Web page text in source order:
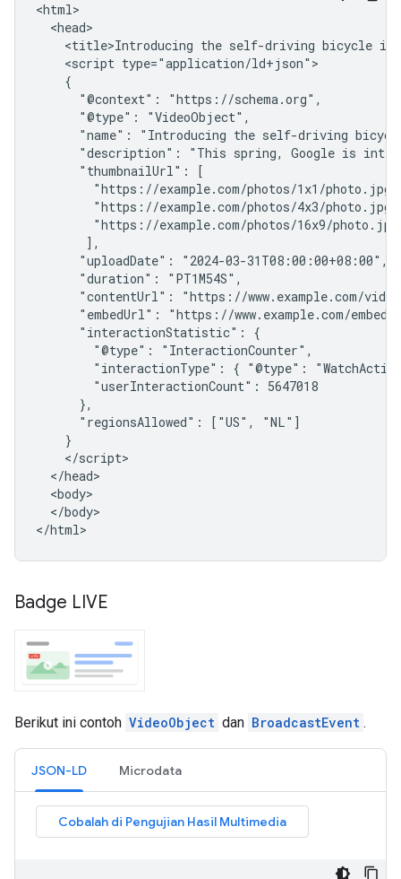
<html>
  <head>
<title>Introducing the self-driving bicycle in
    <script type="application/ld+json">
    {
      "@context": "https://schema.org",
      "@type": "VideoObject",
"name": "Introducing the self-driving
"description": "This spring, Google is
      "thumbnailUrl": [
"https://example.com/photos/1x1/
"https://example.com/photos/4x3/
"https://example.com/photos/16x9/
       ],
      "uploadDate": "2024-03-31T08:00:00+08:00",
      "duration": "PT1M54S",
"contentUrl": "https://www.example.com/
"embedUrl": "https://www.example.com/embed/
      "interactionStatistic": {
        "@type": "InteractionCounter",
"interactionType": { "@type":
        "userInteractionCount": 5647018
      },
      "regionsAllowed": ["US", "NL"]
    }
    </script>
  </head>
  <body>
  </body>
</html>
Badge LIVE
Berikut ini contoh VideoObject dan BroadcastEvent .
JSON-LD Microdata